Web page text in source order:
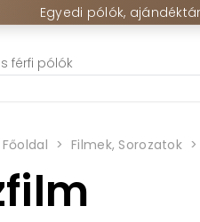
Egyedi pólók,
Filmek, Sorozatok